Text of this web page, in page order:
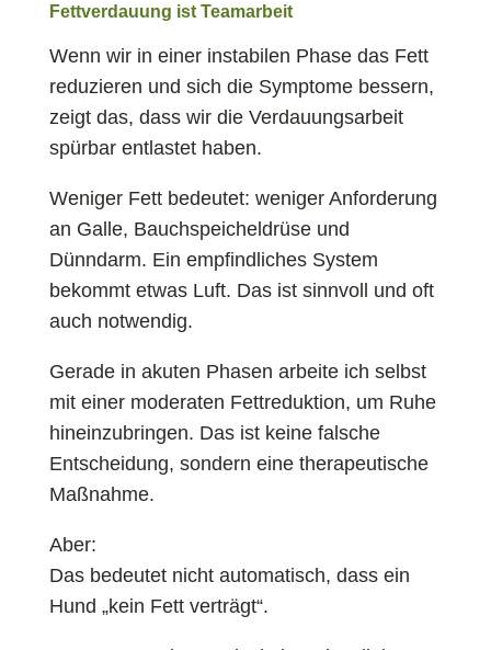
Fettverdauung ist Teamarbeit
Wenn wir in einer instabilen Phase das Fett
reduzieren und sich die Symptome bessern,
zeigt das, dass wir die Verdauungsarbeit
spürbar entlastet haben.
Weniger Fett bedeutet: weniger Anforderung
an Galle, Bauchspeicheldrüse und
Dünndarm. Ein empfindliches System
bekommt etwas Luft. Das ist sinnvoll und oft
auch notwendig.
Gerade in akuten Phasen arbeite ich selbst
mit einer moderaten Fettreduktion, um Ruhe
hineinzubringen. Das ist keine falsche
Entscheidung, sondern eine therapeutische
Maßnahme.
Aber:
Das bedeutet nicht automatisch, dass ein
Hund „kein Fett verträgt“.